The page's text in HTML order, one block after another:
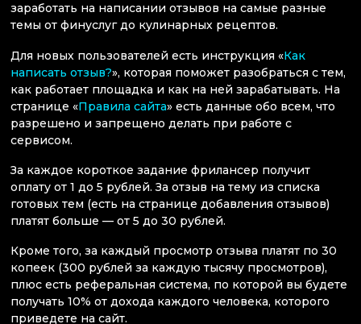
заработать на написании отзывов на самые разные
темы от финуслуг до кулинарных рецептов.
Для новых пользователей есть инструкция «Как
написать отзыв?», которая поможет разобраться с тем,
как работает площадка и как на ней зарабатывать. На
странице «Правила сайта» есть данные обо всем, что
разрешено и запрещено делать при работе с
сервисом.
За каждое короткое задание фрилансер получит
оплату от 1 до 5 рублей. За отзыв на тему из списка
готовых тем (есть на странице добавления отзывов)
платят больше — от 5 до 30 рублей.
Кроме того, за каждый просмотр отзыва платят по 30
копеек (300 рублей за каждую тысячу просмотров),
плюс есть реферальная система, по которой вы будете
получать 10% от дохода каждого человека, которого
приведете на сайт.